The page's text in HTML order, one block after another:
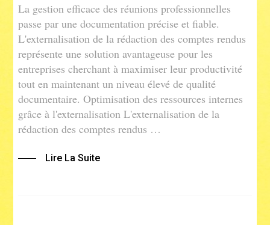
La gestion efficace des réunions professionnelles
passe par une documentation précise et fiable.
L'externalisation de la rédaction des comptes rendus
représente une solution avantageuse pour les
entreprises cherchant à maximiser leur productivité
tout en maintenant un niveau élevé de qualité
documentaire. Optimisation des ressources internes
grâce à l'externalisation L'externalisation de la
rédaction des comptes rendus …
Lire La Suite